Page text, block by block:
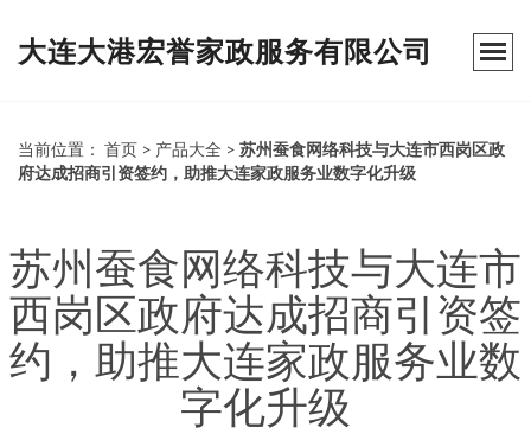
大连大港宏誉家政服务有限公司
当前位置： 首页 > 产品大全 > 苏州蚕食网络科技与大连市西岗区政
府达成招商引资签约，助推大连家政服务业数字化升级
苏州蚕食网络科技与大连市
西岗区政府达成招商引资签
约，助推大连家政服务业数
字化升级